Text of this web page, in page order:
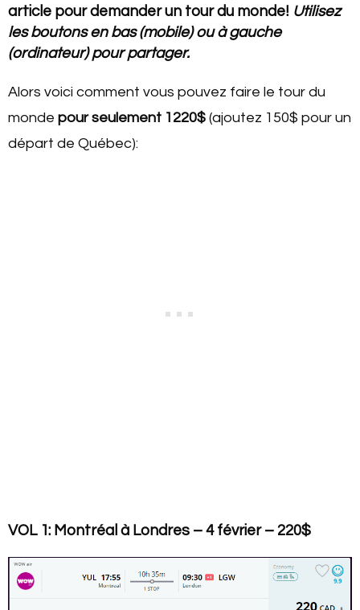
article pour demander un tour du monde! Utilisez
les boutons en bas (mobile) ou à gauche
(ordinateur) pour partager.
Alors voici comment vous pouvez faire le tour du
monde pour seulement 1220$ (ajoutez 150$ pour un
départ de Québec):
VOL 1: Montréal à Londres – 4 février – 220$